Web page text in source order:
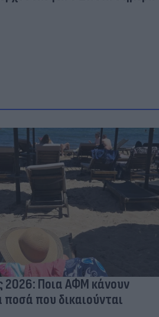
2026: Ποια ΑΦΜ κάνουν
που δικαιούνται